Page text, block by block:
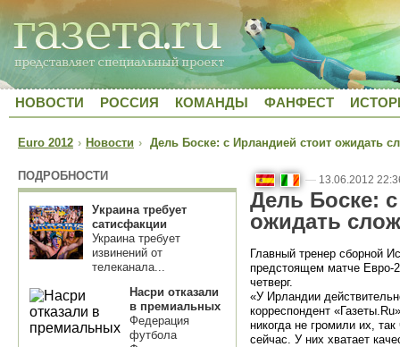
НОВОСТИ РОССИЯ КОМАНДЫ ФАНФЕСТ
Euro 2012 › Новости › Дель Боске: с Ирландией стоит ожидать
ПОДРОБНОСТИ
Украина требует
сатисфакции
Украина требует
извинений от
телеканала...
Насри отказали
в премиальных
Федерация
футбола
— 13.06.2012
Дель Боске:
ожидать
Главный тренер сборной
предстоящем матче Евро-
четверг.
«У Ирландии
корреспондент
никогда не громили их,
сейчас. У них хватает